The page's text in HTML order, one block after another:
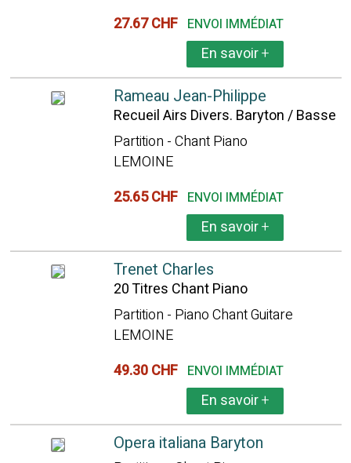
27.67 CHF ENVOI IMMÉDIAT
En savoir+
Rameau Jean-Philippe
Recueil Airs Divers. Baryton / Basse
Partition - Chant Piano
LEMOINE
25.65 CHF ENVOI IMMÉDIAT
En savoir+
Trenet Charles
20 Titres Chant Piano
Partition - Piano Chant Guitare
LEMOINE
49.30 CHF ENVOI IMMÉDIAT
En savoir+
Opera italiana Baryton